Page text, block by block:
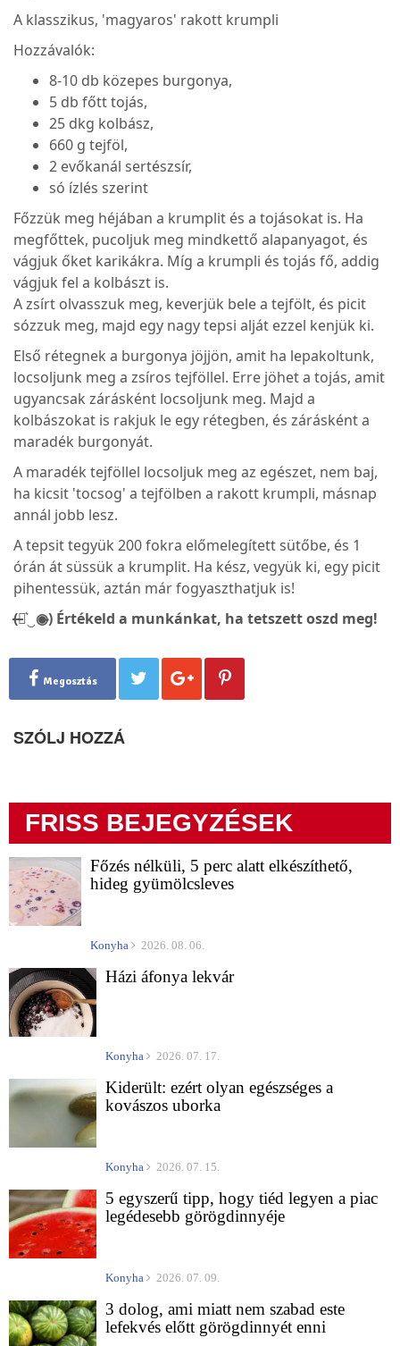
A klasszikus, 'magyaros' rakott krumpli
Hozzávalók:
8-10 db közepes burgonya,
5 db főtt tojás,
25 dkg kolbász,
660 g tejföl,
2 evőkanál sertészsír,
só ízlés szerint
Főzzük meg héjában a krumplit és a tojásokat is. Ha
megfőttek, pucoljuk meg mindkettő alapanyagot, és
vágjuk őket karikákra. Míg a krumpli és tojás fő, addig
vágjuk fel a kolbászt is.
A zsírt olvasszuk meg, keverjük bele a tejfölt, és picit
sózzuk meg, majd egy nagy tepsi alját ezzel kenjük ki.
Első rétegnek a burgonya jöjjön, amit ha lepakoltunk,
locsoljunk meg a zsíros tejföllel. Erre jöhet a tojás, amit
ugyancsak zárásként locsoljunk meg. Majd a
kolbászokat is rakjuk le egy rétegben, és zárásként a
maradék burgonyát.
A maradék tejföllel locsoljuk meg az egészet, nem baj,
ha kicsit 'tocsog' a tejfölben a rakott krumpli, másnap
annál jobb lesz.
A tepsit tegyük 200 fokra előmelegített sütőbe, és 1
órán át süssük a krumplit. Ha kész, vegyük ki, egy picit
pihentessük, aztán már fogyaszthatjuk is!
(̶◉͛‿◉̶) Értékeld a munkánkat, ha tetszett oszd meg!
Megosztás
SZÓLJ HOZZÁ
FRISS BEJEGYZÉSEK
Főzés nélküli, 5 perc alatt elkészíthető,
hideg gyümölcsleves
Konyha 2026. 08. 06.
Házi áfonya lekvár
Konyha 2026. 07. 17.
Kiderült: ezért olyan egészséges a
kovászos uborka
Konyha 2026. 07. 15.
5 egyszerű tipp, hogy tiéd legyen a piac
legédesebb görögdinnyéje
Konyha 2026. 07. 09.
3 dolog, ami miatt nem szabad este
lefekvés előtt görögdinnyét enni